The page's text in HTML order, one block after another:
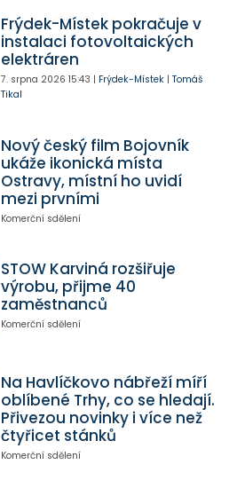
Frýdek-Místek pokračuje v
instalaci fotovoltaických
elektráren
7. srpna 2026 15:43 | Frýdek-Místek| Tomáš
Tikal
Nový český film Bojovník
ukáže ikonická místa
Ostravy, místní ho uvidí
mezi prvními
Komerční sdělení
STOW Karviná rozšiřuje
výrobu, přijme 40
zaměstnanců
Komerční sdělení
Na Havlíčkovo nábřeží míří
oblíbené Trhy, co se hledají.
Přivezou novinky i více než
čtyřicet stánků
Komerční sdělení